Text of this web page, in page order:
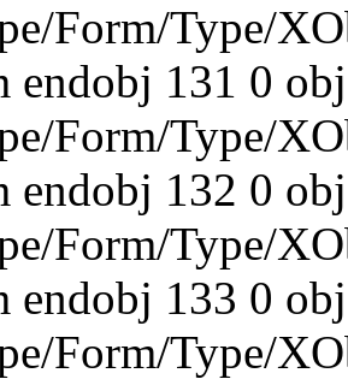
Form/Type/
endobj 131 0 obj
Form/Type/
endobj 132 0 obj
Form/Type/
endobj 133 0 obj
Form/Type/